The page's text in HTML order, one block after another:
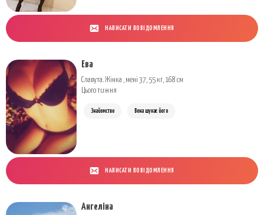
НАПИСАТИ ПОВІДОМЛЕННЯ
Ева
Славута. Жінка , мені 37, 55 кг, 168 см
Цього тижня
Знайомство Вона шукає його
НАПИСАТИ ПОВІДОМЛЕННЯ
Ангеліна